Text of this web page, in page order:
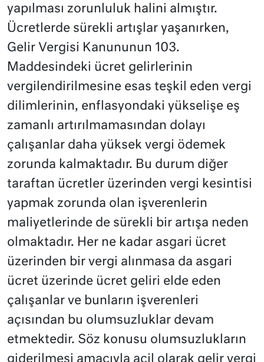
yapılması zorunluluk halini almıştır.
Ücretlerde sürekli artışlar yaşanırken,
Gelir Vergisi Kanununun 103.
Maddesindeki ücret gelirlerinin
vergilendirilmesine esas teşkil eden vergi
dilimlerinin, enflasyondaki yükselişe eş
zamanlı artırılmamasından dolayı
çalışanlar daha yüksek vergi ödemek
zorunda kalmaktadır. Bu durum diğer
taraftan ücretler üzerinden vergi kesintisi
yapmak zorunda olan işverenlerin
maliyetlerinde de sürekli bir artışa neden
olmaktadır. Her ne kadar asgari ücret
üzerinden bir vergi alınmasa da asgari
ücret üzerinde ücret geliri elde eden
çalışanlar ve bunların işverenleri
açısından bu olumsuzluklar devam
etmektedir. Söz konusu olumsuzlukların
giderilmesi amacıyla acil olarak gelir vergi